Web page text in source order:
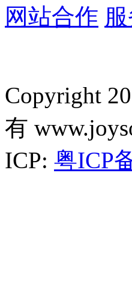
网站合作
Copyright
有
ICP: 粤ICP